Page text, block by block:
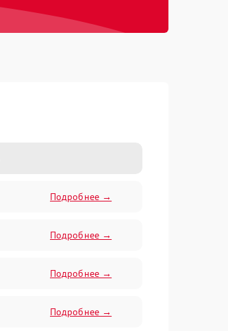
Подробнее →
Подробнее →
Подробнее →
Подробнее →